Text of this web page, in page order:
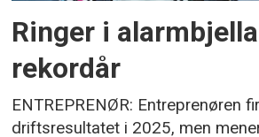
Ringer i
rekordår
ENTREPRENØR: Entreprenøren
driftsresultatet i 2025, men